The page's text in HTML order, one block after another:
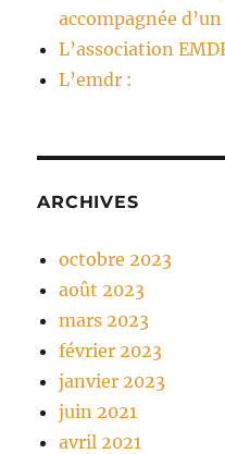
accompagnée
L’association
L’emdr :
ARCHIVES
octobre 2023
août 2023
mars 2023
février 2023
janvier 2023
juin 2021
avril 2021